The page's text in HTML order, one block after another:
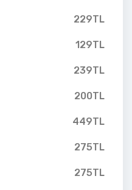
229TL
129TL
239TL
200TL
449TL
275TL
275TL